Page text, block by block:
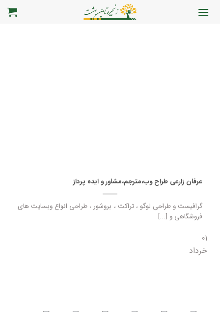
پرش
عرفان زارعی طراح وب،مترجم،مشاور و ایده پرداز
گرافیست و طراحی لوگو ، تراکت ، بروشور ، طراحی انواع وبسایت های
فروشگاهی و [...]
01
خرداد